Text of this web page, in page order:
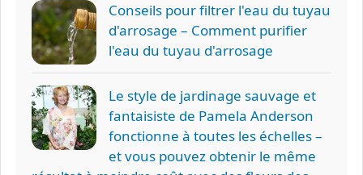
Conseils pour filtrer l'eau du tuyau
d'arrosage – Comment purifier
l'eau du tuyau d'arrosage
Le style de jardinage sauvage et
fantaisiste de Pamela Anderson
fonctionne à toutes les échelles –
et vous pouvez obtenir le même